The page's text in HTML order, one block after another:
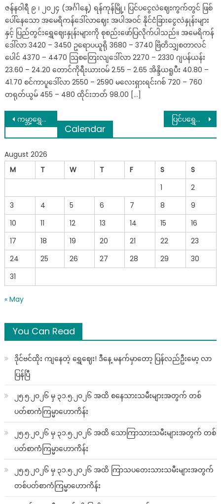
ဇန်နဝါရီ ၉ ၊ ၂၀၂၄ (အင်္ဂါနေ့) ရန်ကုန်မြို့၊ ပြင်ပငွေလဲဈေးကွက်တွင် ဖြစ်
ပေါ်နေသော အမေရိကန်ဒေါ်လာဈေး အပါအဝင် နိုင်ငံခြားငွေလဲနှုန်းများ
နှင့် ပြည်တွင်းရွှေဈေးနှုန်းများကို စုစည်းဖော်ပြလိုက်ပါသည်။ အမေရိကန်
ဒေါ်လာ 3420 – 3450 ဥရောပယူရို 3680 – 3740 ဗြိတိသျှစတာလင်
ပေါင် 4370 – 4470 သြစတြေးလျဒေါ်လာ 2270 – 2330 ဂျပန်ယန်း
23.60 – 24.20 တောင်ကိုရီးယားဝမ် 2.55 – 2.65 အိန္ဒိယရူပီး 40.80 –
41.70 စင်ကာပူဒေါ်လာ 2550 – 2590 မလေးရှားရင်းဂစ် 720 – 760
တရုတ်ယွမ် 455 – 480 ထိုင်းဘတ် 98.00 […]
Post
navigation
ကမ္ဘာ့ရွှေအကျမှာ ရည်ညွှန်းစျေး ၄၉ သိန်းအောက် ပြန်ဆင်းပြီး ပြင်ပရွှေစျေး မကျတဲ့ ယနေ့ ရွှေစျေးများ ပြင်ပရွှေစျေး ၇၄ သိန်းအထက် ပြန်တက်တဲ့ ယနေ့ ပြည်တွင်းရွှေစျေးများ
Calendar
August 2026
M
T W T F S
S
1
2
3
4 5 6 7 8
9
10
11 12 13 14 15
16
17
18 19 20 21 22
23
24
25 26 27 28 29
30
31
« May
You Can Read
ဒိုင်ဗင်ထိုး ကျနေတဲ့ ရွှေဈေး! ဒီနေ့ မနက်မှာတော့ ပြန်လည်ဦးမော့ လာ
ပြန်ပြီ
၂၅.၅.၂၀၂၆ မှ ၃၁.၅.၂၀၂၆ အထိ စနေသားသမီးများအတွက် တစ်
ပတ်စာကံကြမ္မာဟောကိန်း
၂၅.၅.၂၀၂၆ မှ ၃၁.၅.၂၀၂၆ အထိ သောကြာသားသမီးများအတွက် တစ်
ပတ်စာကံကြမ္မာဟောကိန်း
၂၅.၅.၂၀၂၆ မှ ၃၁.၅.၂၀၂၆ အထိ ကြာသပတေးသားသမီးများအတွက်
တစ်ပတ်စာကံကြမ္မာဟောကိန်း